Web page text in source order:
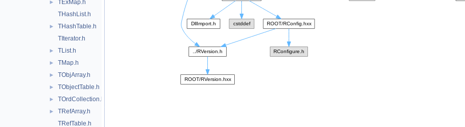
►
TExMap.h
THashList.h
►
THashTable.h
TIterator.h
► TList.h
► TMap.h
► TObjArray.h
► TObjectTable.h
► TOrdCollection.h
►
TRefArray.h
TRefTable.h